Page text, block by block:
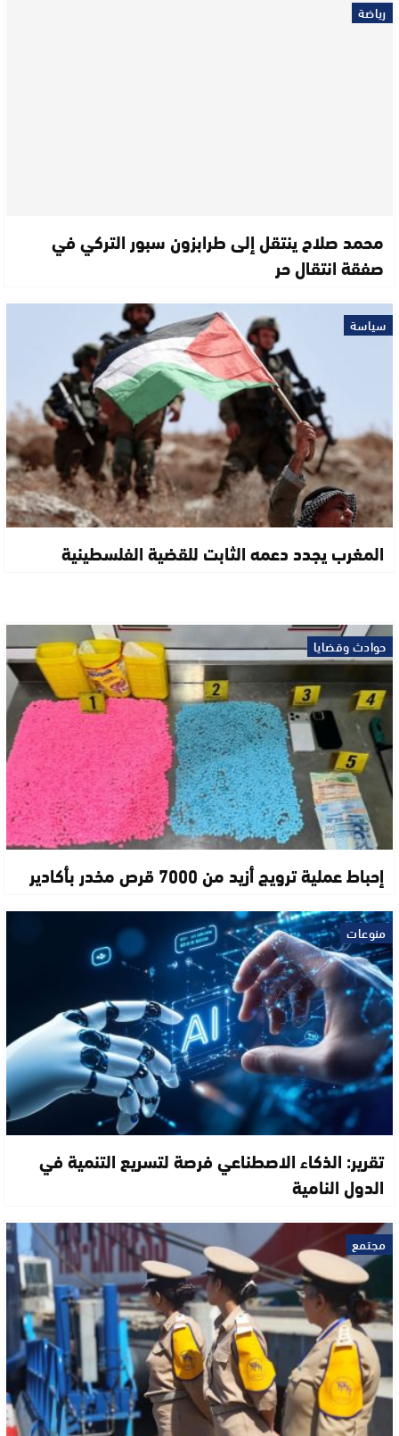
رياضة
محمد صلاح ينتقل إلى طرابزون سبور التركي في
صفقة انتقال حر
سياسة
المغرب يجدد دعمه الثابت للقضية الفلسطينية
حوادث وقضايا
إحباط عملية ترويج أزيد من 7000 قرص مخدر بأكادير
منوعات
تقرير: الذكاء الاصطناعي فرصة لتسريع التنمية في
الدول النامية
مجتمع